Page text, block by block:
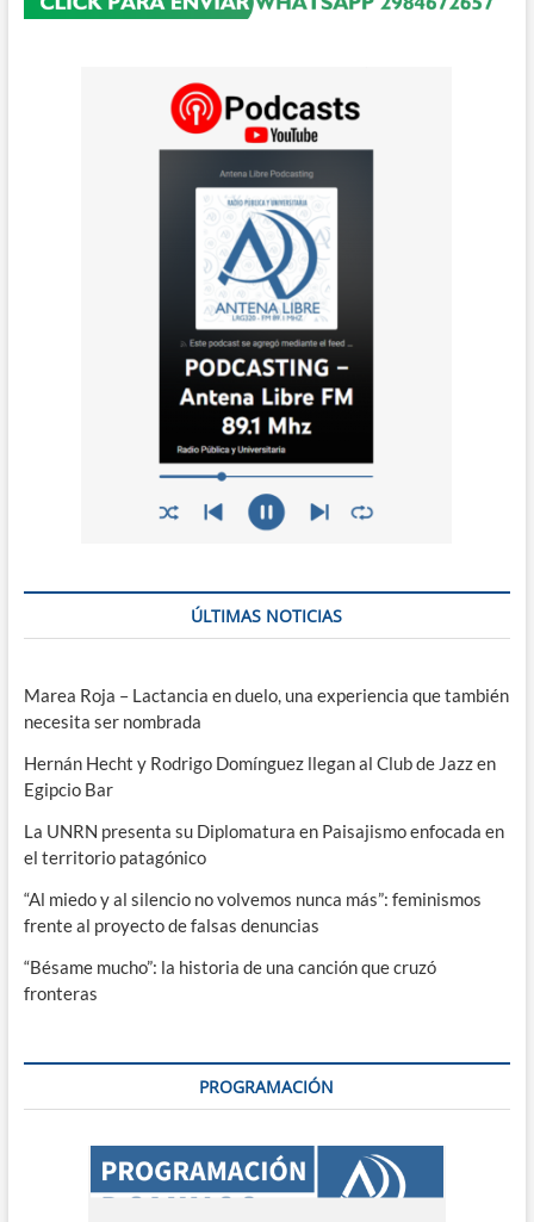
ÚLTIMAS NOTICIAS
Marea Roja – Lactancia en duelo, una experiencia que también
necesita ser nombrada
Hernán Hecht y Rodrigo Domínguez llegan al Club de Jazz en
Egipcio Bar
La UNRN presenta su Diplomatura en Paisajismo enfocada en
el territorio patagónico
“Al miedo y al silencio no volvemos nunca más”: feminismos
frente al proyecto de falsas denuncias
“Bésame mucho”: la historia de una canción que cruzó
fronteras
PROGRAMACIÓN